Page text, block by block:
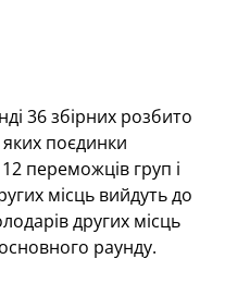
36 збірних розбито
поєдинки
переможців груп і
місць вийдуть до
других місць
раунду.